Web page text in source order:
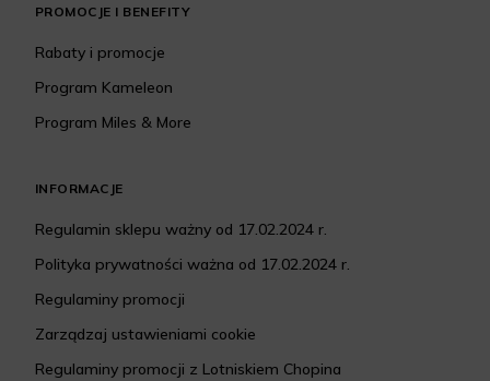
PROMOCJE I BENEFITY
Rabaty i promocje
Program Kameleon
Program Miles & More
INFORMACJE
Regulamin sklepu ważny od 17.02.2024 r.
Polityka prywatności ważna od 17.02.2024 r.
Regulaminy promocji
Zarządzaj ustawieniami cookie
Regulaminy promocji z Lotniskiem Chopina